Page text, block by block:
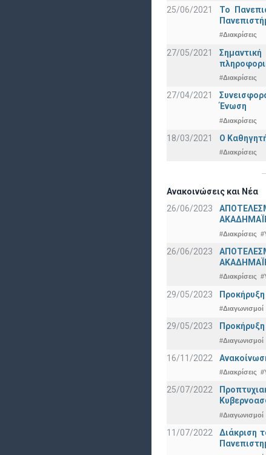
25/06/2021
Το
#Διακρίσεις
27/05/2021
#Διακρίσεις
27/04/2021
Ένωση
#Διακρίσεις
18/03/2021 Ο
#Διακρίσεις
Ανακοινώσεις και Νέα
26/06/2023
#Διακρίσεις
26/06/2023
#Διακρίσεις
29/05/2023
#Διαγωνισμοί
29/05/2023
#Διαγωνισμοί
16/11/2022
#Διακρίσεις
25/07/2022
#Διαγωνισμοί
11/07/2022
Διάκριση